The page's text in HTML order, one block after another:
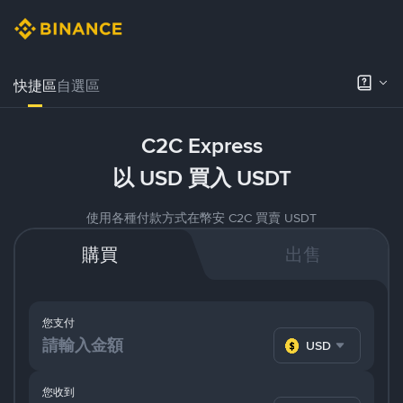
快捷區自選區
C2C Express
以 USD 買入 USDT
使用各種付款方式在幣安 C2C 買賣 USDT
購買 出售
您支付
USD
您收到